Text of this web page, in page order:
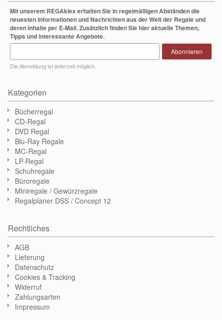
Mit unserem REGAklex erhalten Sie in regelmäßigen Abständen die
neuesten Informationen und Nachrichten aus der Welt der Regale und
deren Inhalte per E-Mail. Zusätzlich finden Sie hier aktuelle Themen,
Tipps und interessante Angebote.
Die Abmeldung ist jederzeit möglich.
Abonnieren
Kategorien
Bücherregal
CD-Regal
DVD Regal
Blu-Ray Regale
MC-Regal
LP-Regal
Schuhregale
Büroregale
Miniregale / Gewürzregale
Regalplaner DSS / Concept 12
Rechtliches
AGB
Lieferung
Datenschutz
Cookies & Tracking
Widerruf
Zahlungsarten
Impressum